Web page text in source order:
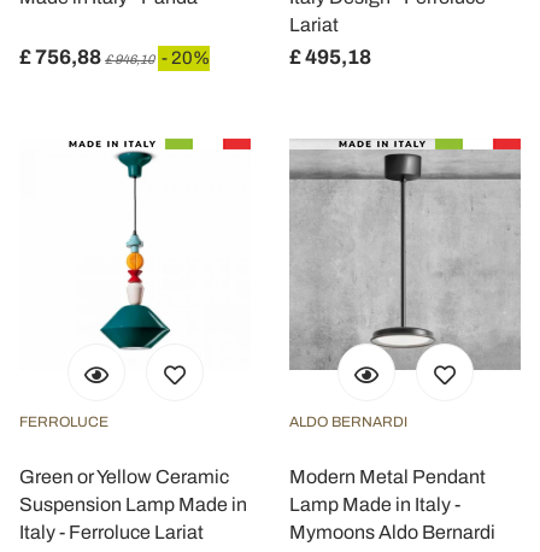
£ 756,88 £ 946,10 - 20%
Lariat
£ 495,18
FERROLUCE
Green or Yellow Ceramic
Suspension Lamp Made in
Italy - Ferroluce Lariat
ALDO BERNARDI
Modern Metal Pendant
Lamp Made in Italy -
Mymoons Aldo Bernardi